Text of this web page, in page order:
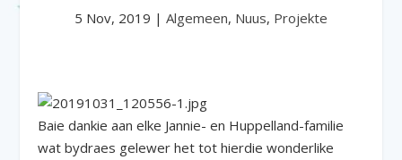
5 Nov, 2019 | Algemeen, Nuus, Projekte
Baie dankie aan elke Jannie- en Huppelland-familie
wat bydraes gelewer het tot hierdie wonderlike